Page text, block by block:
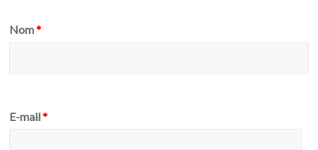
Nom*
E-mail*